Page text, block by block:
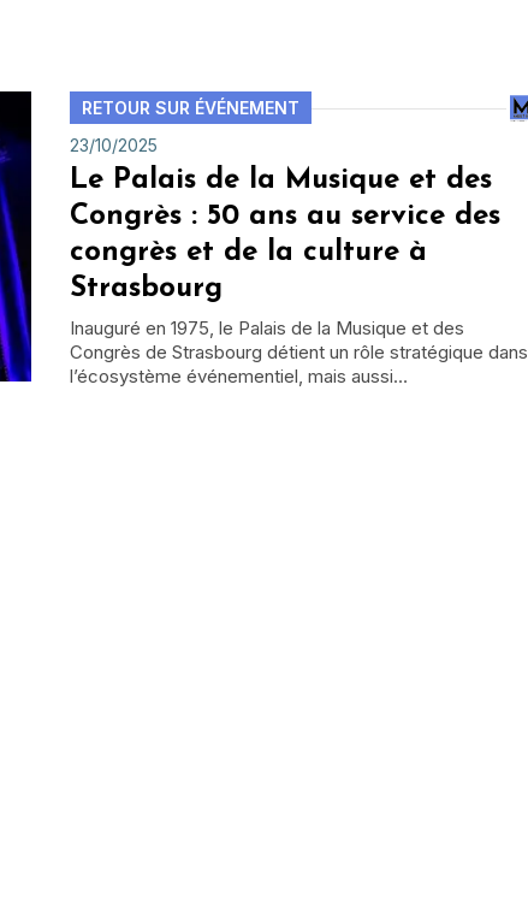
RETOUR SUR ÉVÉNEMENT
23/10/2025
Le Palais de la Musique et des
Congrès : 50 ans au service des
congrès et de la culture à
Strasbourg
Inauguré en 1975, le Palais de la Musique et des
Congrès de Strasbourg détient un rôle stratégique dans
l’écosystème événementiel, mais aussi…